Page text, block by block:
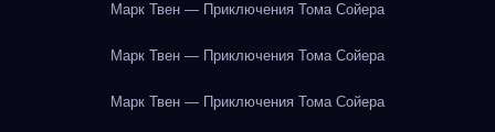
Марк Твен — Приключения Тома Сойера
Марк Твен — Приключения Тома Сойера
Марк Твен — Приключения Тома Сойера